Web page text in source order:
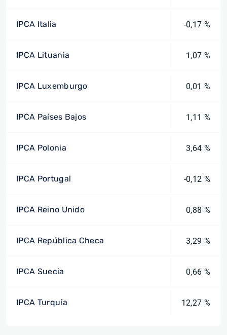
IPCA Italia -0,17 %
IPCA Lituania 1,07 %
IPCA Luxemburgo 0,01 %
IPCA Países Bajos 1,11 %
IPCA Polonia 3,64 %
IPCA Portugal -0,12 %
IPCA Reino Unido 0,88 %
IPCA República Checa 3,29 %
IPCA Suecia 0,66 %
IPCA Turquía 12,27 %